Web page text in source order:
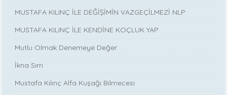
MUSTAFA KILINÇ İLE DEĞİŞİMİN VAZGEÇİLMEZİ NLP
MUSTAFA KILINÇ İLE KENDİNE KOÇLUK YAP
Mutlu Olmak Denemeye Değer
İkna Sırrı
Mustafa Kılınç Alfa Kuşağı Bilmecesi